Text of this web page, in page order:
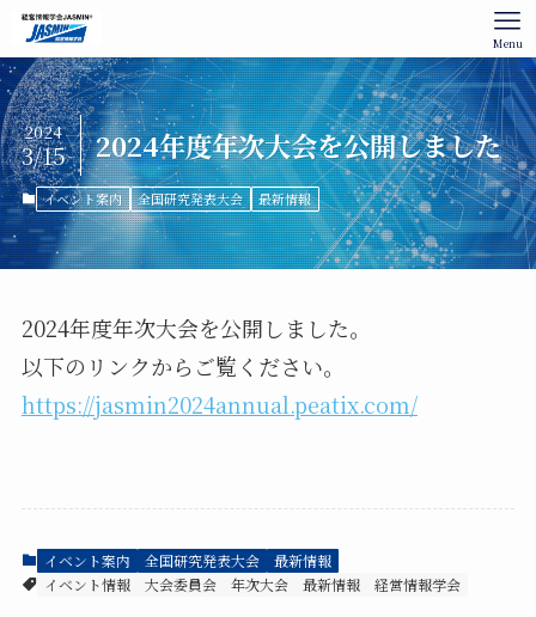
Menu
2024年度年次大会を公開しました
2024
3/15
イベント案内 全国研究発表大会 最新情報
2024年度年次大会を公開しました。
以下のリンクからご覧ください。
https://jasmin2024annual.peatix.com/
イベント案内 全国研究発表大会
最新情報
イベント情報
大会委員会 年次大会 最新情報 経営情報学会